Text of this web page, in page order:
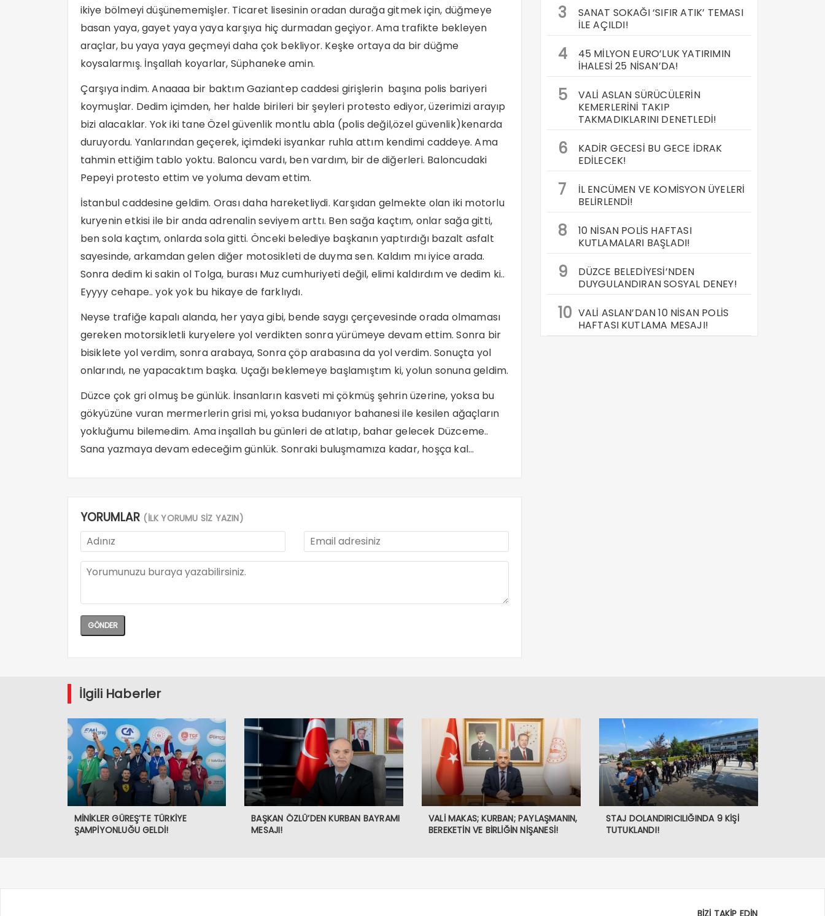
ikiye bölmeyi düşünememişler. Ticaret lisesinin oradan durağa gitmek için, düğmeye
basan yaya, gayet yaya yaya karşıya hiç durmadan geçiyor. Ama trafikte bekleyen
araçlar, bu yaya yaya geçmeyi daha çok bekliyor. Keşke ortaya da bir düğme
koysalarmış. İnşallah koyarlar, Süphaneke amin.
Çarşıya indim. Anaaaa bir baktım Gaziantep caddesi girişlerin başına polis bariyeri
koymuşlar. Dedim içimden, her halde birileri bir şeyleri protesto ediyor, üzerimizi arayıp
bizi alacaklar. Yok iki tane Özel güvenlik montlu abla (polis değil,özel güvenlik)kenarda
duruyordu. Yanlarından geçerek, içimdeki isyankar ruhla attım kendimi caddeye. Ama
tahmin ettiğim tablo yoktu. Baloncu vardı, ben vardım, bir de diğerleri. Baloncudaki
Pepeyi protesto ettim ve yoluma devam ettim.
İstanbul caddesine geldim. Orası daha hareketliydi. Karşıdan gelmekte olan iki motorlu
kuryenin etkisi ile bir anda adrenalin seviyem arttı. Ben sağa kaçtım, onlar sağa gitti,
ben sola kaçtım, onlarda sola gitti. Önceki belediye başkanın yaptırdığı bazalt asfalt
sayesinde, arkamdan gelen diğer motosikleti de duyma sen. Kaldım mı iyice arada.
Sonra dedim ki sakin ol Tolga, burası Muz cumhuriyeti değil, elimi kaldırdım ve dedim ki..
Eyyyy cehape.. yok yok bu hikaye de farklıydı.
Neyse trafiğe kapalı alanda, her yaya gibi, bende saygı çerçevesinde orada olmaması
gereken motorsikletli kuryelere yol verdikten sonra yürümeye devam ettim. Sonra bir
bisiklete yol verdim, sonra arabaya, Sonra çöp arabasına da yol verdim. Sonuçta yol
onlarındı, ne yapacaktım başka. Uçağı beklemeye başlamıştım ki, yolun sonuna geldim.
Düzce çok gri olmuş be günlük. İnsanların kasveti mi çökmüş şehrin üzerine, yoksa bu
gökyüzüne vuran mermerlerin grisi mi, yoksa budanıyor bahanesi ile kesilen ağaçların
yokluğumu bilemedim. Ama inşallah bu günleri de atlatıp, bahar gelecek Düzceme..
Sana yazmaya devam edeceğim günlük. Sonraki buluşmamıza kadar, hoşça kal…
YORUMLAR (İLK YORUMU SİZ YAZIN)
3
SANAT SOKAĞI ‘SIFIR ATIK’ TEMASI
İLE AÇILDI!
4
45 MİLYON EURO’LUK YATIRIMIN
İHALESİ 25 NİSAN’DA!
5
VALİ ASLAN SÜRÜCÜLERİN
KEMERLERİNİ TAKIP
TAKMADIKLARINI DENETLEDİ!
6
KADİR GECESİ BU GECE İDRAK
EDİLECEK!
7
İL ENCÜMEN VE KOMİSYON ÜYELERİ
BELİRLENDİ!
8
10 NİSAN POLİS HAFTASI
KUTLAMALARI BAŞLADI!
9
DÜZCE BELEDİYESİ’NDEN
DUYGULANDIRAN SOSYAL DENEY!
10 VALİ ASLAN’DAN 10 NİSAN POLİS
HAFTASI KUTLAMA MESAJI!
İlgili Haberler
MİNİKLER GÜREŞ’TE TÜRKİYE
ŞAMPİYONLUĞU GELDİ!
BAŞKAN ÖZLÜ’DEN KURBAN BAYRAMI
MESAJI!
VALİ MAKAS; KURBAN; PAYLAŞMANIN,
BEREKETİN VE BİRLİĞİN NİŞANESİ!
STAJ DOLANDIRICILIĞINDA 9 KİŞİ
TUTUKLANDI!